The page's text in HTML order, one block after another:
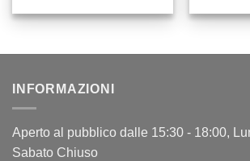
INFORMAZIONI
Aperto al pubblico dalle 15:30 - 18:00,
Sabato Chiuso